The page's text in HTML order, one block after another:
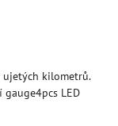
ujetých kilometrů.
LED